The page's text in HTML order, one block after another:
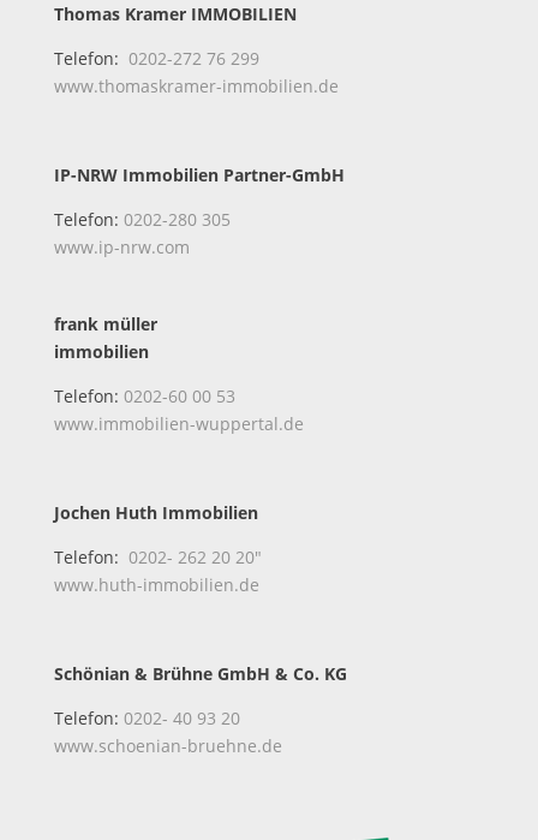
Thomas Kramer IMMOBILIEN
Telefon: 0202-272 76 299
www.thomaskramer-immobilien.de
IP-NRW Immobilien Partner-GmbH
Telefon: 0202-280 305
www.ip-nrw.com
frank müller
immobilien
Telefon: 0202-60 00 53
www.immobilien-wuppertal.de
Jochen Huth Immobilien
Telefon: 0202- 262 20 20″
www.huth-immobilien.de
Schönian & Brühne GmbH & Co. KG
Telefon: 0202- 40 93 20
www.schoenian-bruehne.de